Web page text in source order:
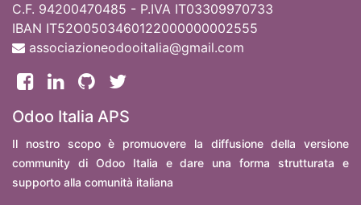
C.F. 94200470485 - P.IVA IT03309970733
IBAN IT52O0503460122000000002555
associazioneodooitalia@gmail.com
Odoo Italia APS
Il nostro scopo è promuovere la diffusione della versione
community di Odoo Italia e dare una forma strutturata e
supporto alla comunità italiana